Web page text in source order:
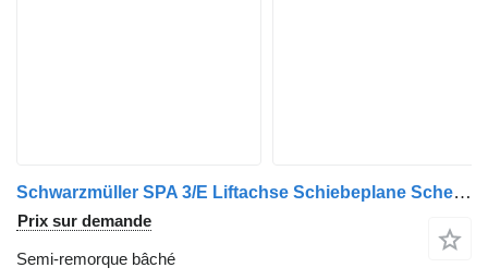
Schwarzmüller SPA 3/E Liftachse Schiebeplane Scheibenbremse
Prix sur demande
Semi-remorque bâché